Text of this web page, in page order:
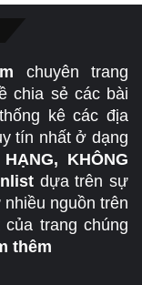
chuyên trang
chia sẻ các bài
kê các địa
tín nhất ở dạng
KHÔNG
dựa trên sự
nguồn trên
trang chúng
thêm